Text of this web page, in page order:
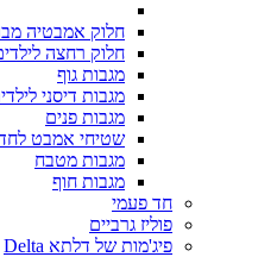
חלוק אמבטיה
חלוק רחצה
מגבות גוף
מגבות דיסני
מגבות פנים
שטיחי אמבט
מגבות מטבח
מגבות חוף
חד פעמי
פוליז גרביים
פיג'מות של דלתא Delta